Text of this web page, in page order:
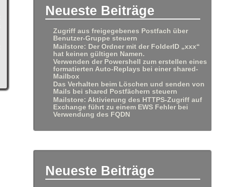
Neueste Beiträge
Zugriff aus freigegebenes Postfach über
Benutzer-Gruppe steuern
Mailstore: Der Ordner mit der FolderID „xxx“
hat keinen gültigen Namen.
Verwenden der Powershell zum erstellen eines
formatierten Auto-Replays bei einer shared-
Mailbox
Das Verhalten beim Löschen und senden von
Mails bei shared Postfächern steuern
Mailstore: Aktivierung des HTTPS-Zugriff auf
Exchange führt zu einem EWS Fehler bei
Verwendung des FQDN
Neueste Beiträge